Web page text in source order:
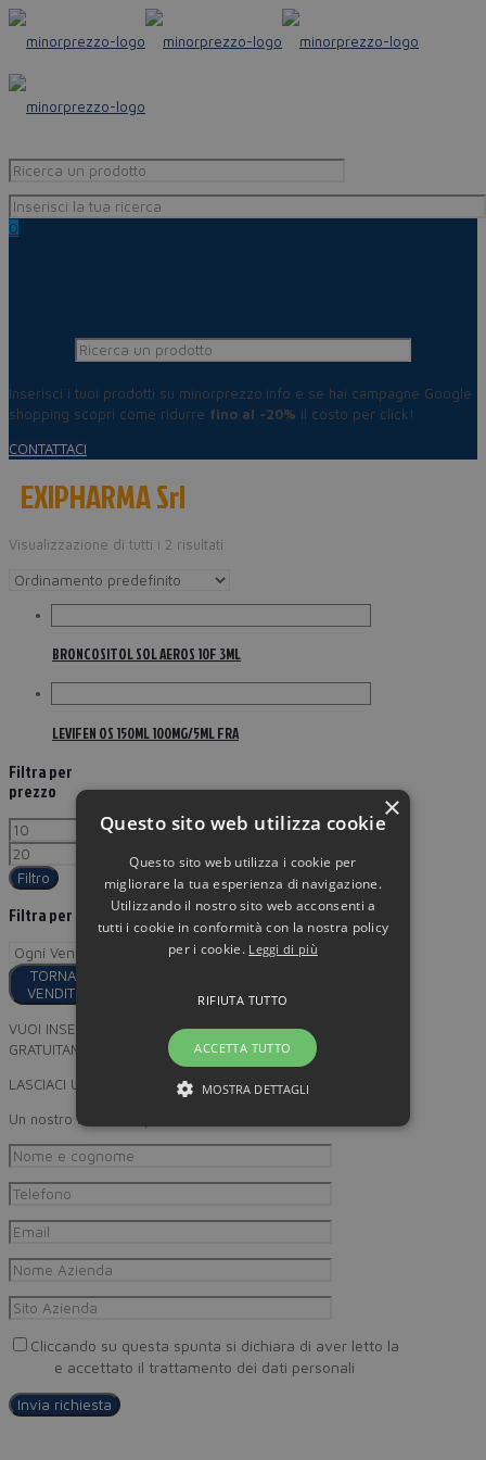
0
Inserisci i tuoi prodotti su minorprezzo.info e se hai campagne Google
shopping scopri come ridurre fino al -20% il costo per click!
CONTATTACI
EXIPHARMA Srl
Visualizzazione di tutti i 2 risultati
BRONCOSITOL SOL AEROS 10F 3ML
LEVIFEN OS 150ML 100MG/5ML FRA
Filtra per
prezzo
Filtro
Filtra per
TORNA AI
VENDITORI
VUOI INSERIRE I TUOI PRODOTTI
GRATUITAMENTE SU MINORPREZZO?
LASCIACI UN RECAPITO
Un nostro incaricato provvederà a ricontattarti
Cliccando su questa spunta si dichiara di aver letto la
e accettato il trattamento dei dati personali
×
Questo sito web utilizza cookie
Questo sito web utilizza i cookie per
migliorare la tua esperienza di navigazione.
Utilizzando il nostro sito web acconsenti a
tutti i cookie in conformità con la nostra policy
per i cookie. Leggi di più
ACCETTA TUTTO
RIFIUTA TUTTO
MOSTRA DETTAGLI